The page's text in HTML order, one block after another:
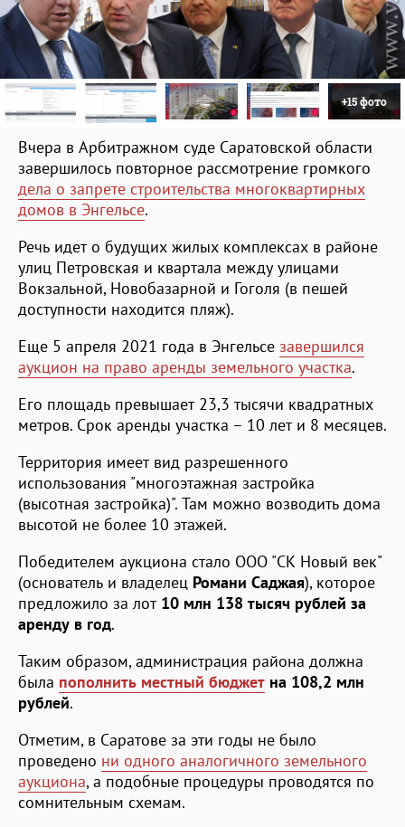
+15 фото
Вчера в Арбитражном суде Саратовской области
завершилось повторное рассмотрение громкого
дела о запрете строительства многоквартирных
домов в Энгельсе.
Речь идет о будущих жилых комплексах в районе
улиц Петровская и квартала между улицами
Вокзальной, Новобазарной и Гоголя (в пешей
доступности находится пляж).
Еще 5 апреля 2021 года в Энгельсе завершился
аукцион на право аренды земельного участка.
Его площадь превышает 23,3 тысячи квадратных
метров. Срок аренды участка – 10 лет и 8 месяцев.
Территория имеет вид разрешенного
использования "многоэтажная застройка
(высотная застройка)". Там можно возводить дома
высотой не более 10 этажей.
Победителем аукциона стало ООО "СК Новый век"
(основатель и владелец Романи Саджая), которое
предложило за лот 10 млн 138 тысяч рублей за
аренду в год.
Таким образом, администрация района должна
была пополнить местный бюджет на 108,2 млн
рублей.
Отметим, в Саратове за эти годы не было
проведено ни одного аналогичного земельного
аукциона, а подобные процедуры проводятся по
сомнительным схемам.